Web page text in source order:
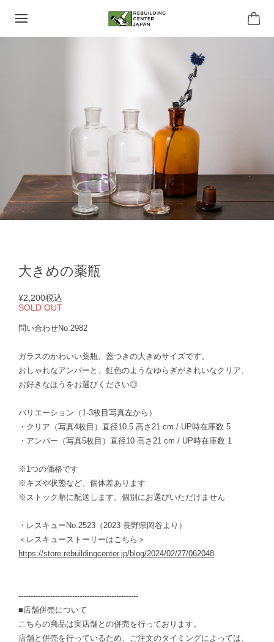
大きめの薬瓶
¥2,200税込
SOLD OUT
問い合わせNo.2982
ガラスのかわいい薬瓶、蓋つきの大きめサイズです。
おしゃれなアンバーと、虹色のようなゆらぎがきれいなクリア、
お好きなほうをお選びください◎
バリエーション（1-3枚目写真左から）
・クリア（写真4枚目）直径10.5 高さ21 cm / UP時在庫数 5
・アンバー（写真5枚目）直径10 高さ21 cm / UP時在庫数 1
※1つの価格です
※キズや状態など、個体差あります
※ストック順に配送します。個別にお選びいただけません
・レスキューNo.2523（2023 長野県岡谷より）
＜レスキューストーリーはこちら＞
https://store.rebuildingcenter.jp/blog/2024/02/27/062048
-------------------------------------------------
■店舗併売について
こちらの商品は実店舗との併売を行っております。
店舗と併売を行っているため、ご注文のタイミングによっては、